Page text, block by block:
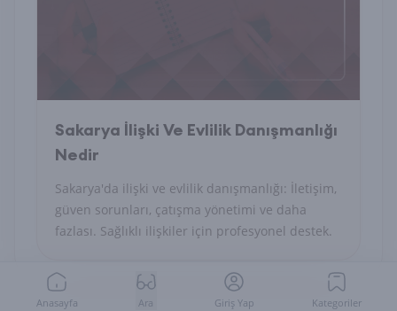
Sakarya İlişki Ve Evlilik Danışmanlığı
Nedir
Sakarya'da ilişki ve evlilik danışmanlığı: İletişim,
güven sorunları, çatışma yönetimi ve daha
fazlası. Sağlıklı ilişkiler için profesyonel destek.
Anasayfa Ara Giriş Yap Kategoriler